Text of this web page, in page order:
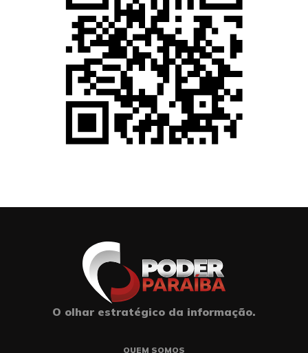
O olhar estratégico da informação.
QUEM SOMOS